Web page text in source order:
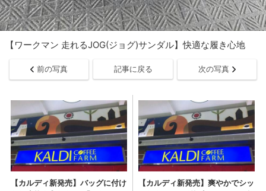
【ワークマン 走れるJOG(ジョグ)サンダル】快適な履き心地
前の写真 記事に戻る 次の写真